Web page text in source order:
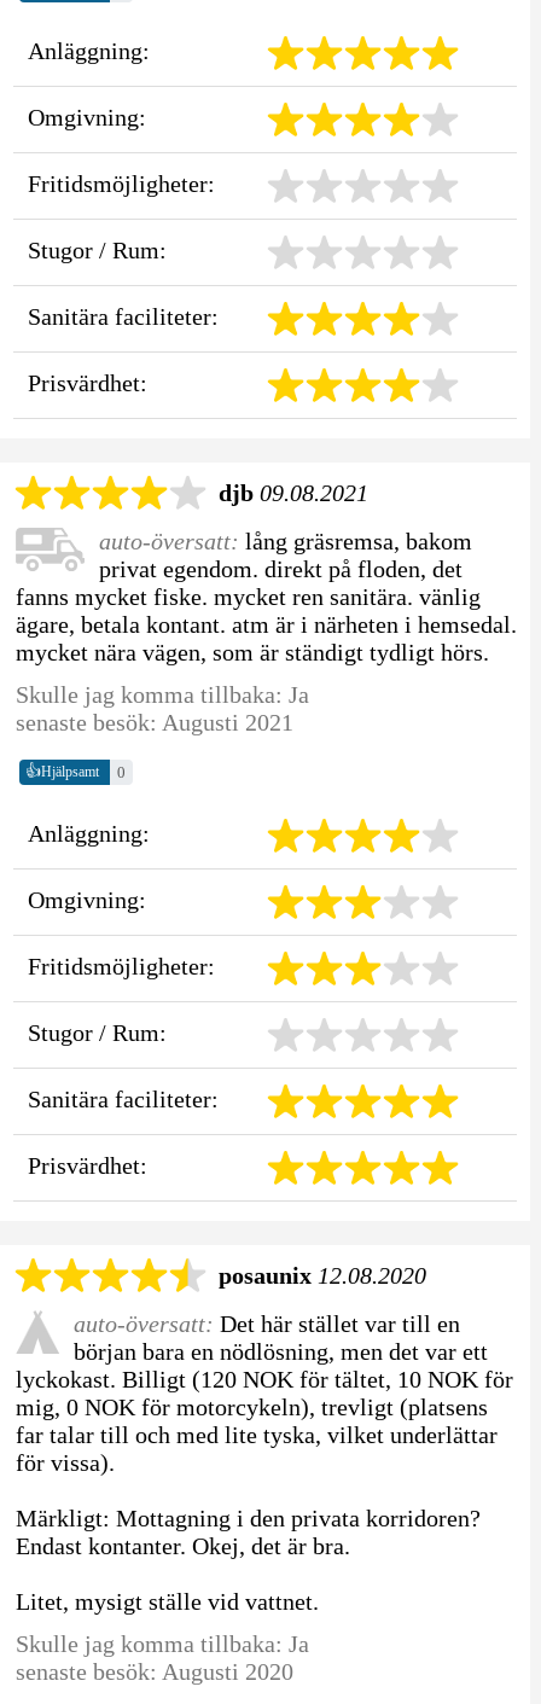
Anläggning:
Omgivning:
Fritidsmöjligheter:
Stugor / Rum:
Sanitära faciliteter:
Prisvärdhet:
djb 09.08.2021
auto-översatt: lång gräsremsa, bakom
privat egendom. direkt på floden, det
fanns mycket fiske. mycket ren sanitära. vänlig
ägare, betala kontant. atm är i närheten i hemsedal.
mycket nära vägen, som är ständigt tydligt hörs.
Skulle jag komma tillbaka: Ja
senaste besök: Augusti 2021
👍Hjälpsamt 0
Anläggning:
Omgivning:
Fritidsmöjligheter:
Stugor / Rum:
Sanitära faciliteter:
Prisvärdhet:
posaunix 12.08.2020
auto-översatt: Det här stället var till en
början bara en nödlösning, men det var ett
lyckokast. Billigt (120 NOK för tältet, 10 NOK för
mig, 0 NOK för motorcykeln), trevligt (platsens
far talar till och med lite tyska, vilket underlättar
för vissa).
Märkligt: Mottagning i den privata korridoren?
Endast kontanter. Okej, det är bra.
Litet, mysigt ställe vid vattnet.
Skulle jag komma tillbaka: Ja
senaste besök: Augusti 2020